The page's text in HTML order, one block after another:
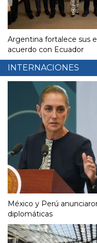
Argentina fortalece sus
acuerdo con Ecuador
INTERNACIONES
México y Perú
diplomáticas